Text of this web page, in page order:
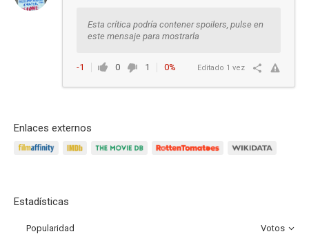
Esta crítica podría contener spoilers, pulse en
este mensaje para mostrarla
-1 0 1
0%
Editado 1 vez
Enlaces externos
Estadísticas
Popularidad Votos